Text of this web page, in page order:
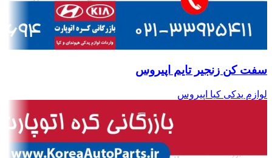
سفت کن زنجیر تایم اپیروس
لوازم یدکی کیا اپیروس